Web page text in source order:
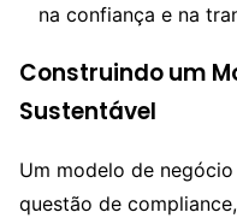
na confiança e na
Construindo um
Sustentável
Um modelo de
questão de